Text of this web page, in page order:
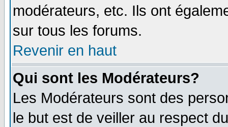
modérateurs, etc. Ils ont
sur tous les forums.
Revenir en haut
Qui sont les Modérateurs?
Les Modérateurs sont des
le but est de veiller au respect